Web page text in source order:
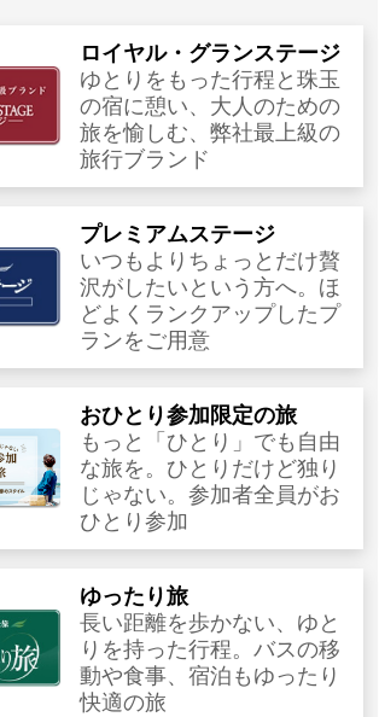
ロイヤル・グランステージ
ゆとりをもった行程と珠玉
の宿に憩い、大人のための
旅を愉しむ、弊社最上級の
旅行ブランド
プレミアムステージ
いつもよりちょっとだけ贅
沢がしたいという方へ。ほ
どよくランクアップしたプ
ランをご用意
おひとり参加限定の旅
もっと「ひとり」でも自由
な旅を。ひとりだけど独り
じゃない。参加者全員がお
ひとり参加
ゆったり旅
長い距離を歩かない、ゆと
りを持った行程。バスの移
動や食事、宿泊もゆったり
快適の旅